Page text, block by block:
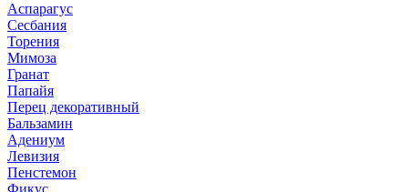
Аспарагус
Сесбания
Торения
Мимоза
Гранат
Папайя
Перец декоративный
Бальзамин
Адениум
Левизия
Пенстемон
Фикус